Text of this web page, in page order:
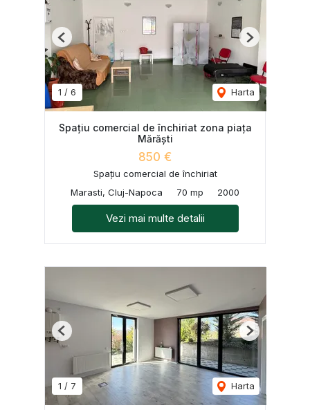
1 / 6 Harta
Previous Next
Spațiu comercial de închiriat zona piața
Mărăști
850 €
Spațiu comercial de închiriat
Marasti, Cluj-Napoca
70 mp 2000
Vezi mai multe detalii
1 / 7 Harta
Previous Next